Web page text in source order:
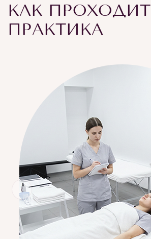
КАК ПРОХОДИТ
ПРАКТИКА
‹